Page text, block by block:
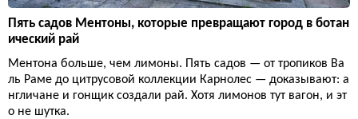
Пять садов Ментоны, которые превращают город в ботан
ический рай
Ментона больше, чем лимоны. Пять садов — от тропиков Ва
ль Раме до цитрусовой коллекции Карнолес — доказывают: а
нгличане и гонщик создали рай. Хотя лимонов тут вагон, и эт
о не шутка.